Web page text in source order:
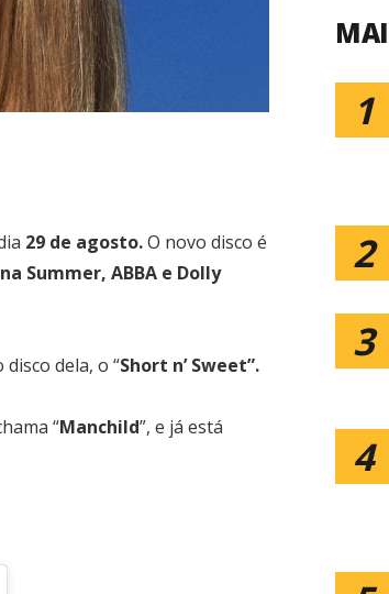
29 de agosto.O novo disco é
Summer, ABBA e Dolly
dela, o “Short n’ Sweet”.
“Manchild”, e já está
1
2
3
4